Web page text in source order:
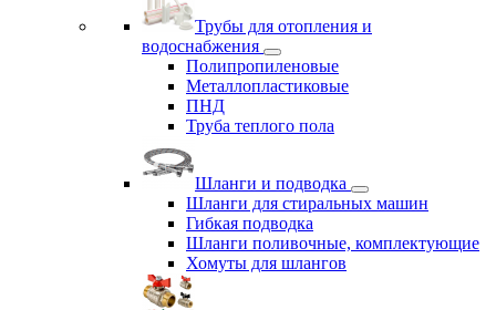
Трубы для отопления и
водоснабжения
Полипропиленовые
Металлопластиковые
ПНД
Труба теплого пола
Шланги и подводка
Шланги для стиральных машин
Гибкая подводка
Шланги поливочные, комплектующие
Хомуты для шлангов